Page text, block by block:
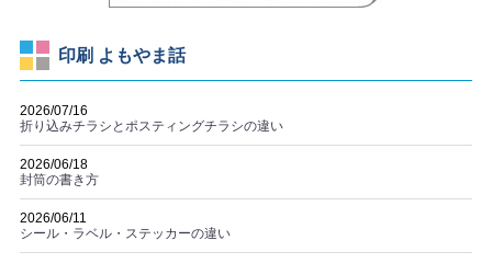
印刷 よもやま話
2026/07/16
折り込みチラシとポスティングチラシの違い
2026/06/18
封筒の書き方
2026/06/11
シール・ラベル・ステッカーの違い